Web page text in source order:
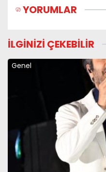
YORUMLAR
İLGİNİZİ ÇEKEBİLİR
Genel